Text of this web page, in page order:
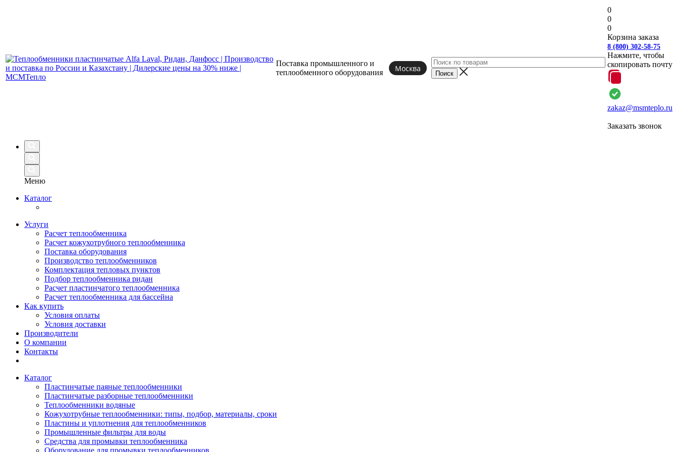
Поставка промышленного и
теплообменного оборудования Москва
0
0
0
Корзина заказа
8 (800) 302-58-75
Нажмите, чтобы
скопировать почту
zakaz@msmteplo.ru
Заказать звонок
Меню
Каталог
Услуги
Расчет теплообменника
Расчет кожухотрубного теплообменника
Поставка оборудования
Производство теплообменников
Комплектация тепловых пунктов
Подбор теплообменника ридан
Расчет пластинчатого теплообменника
Расчет теплообменника для бассейна
Как купить
Условия оплаты
Условия доставки
Производители
О компании
Контакты
Каталог
Пластинчатые паяные теплообменники
Пластинчатые разборные теплообменники
Теплообменники водяные
Кожухотрубные теплообменники: типы, подбор, материалы, сроки
Пластины и уплотнения для теплообменников
Промышленные фильтры для воды
Средства для промывки теплообменника
Оборудование для промывки теплообменников